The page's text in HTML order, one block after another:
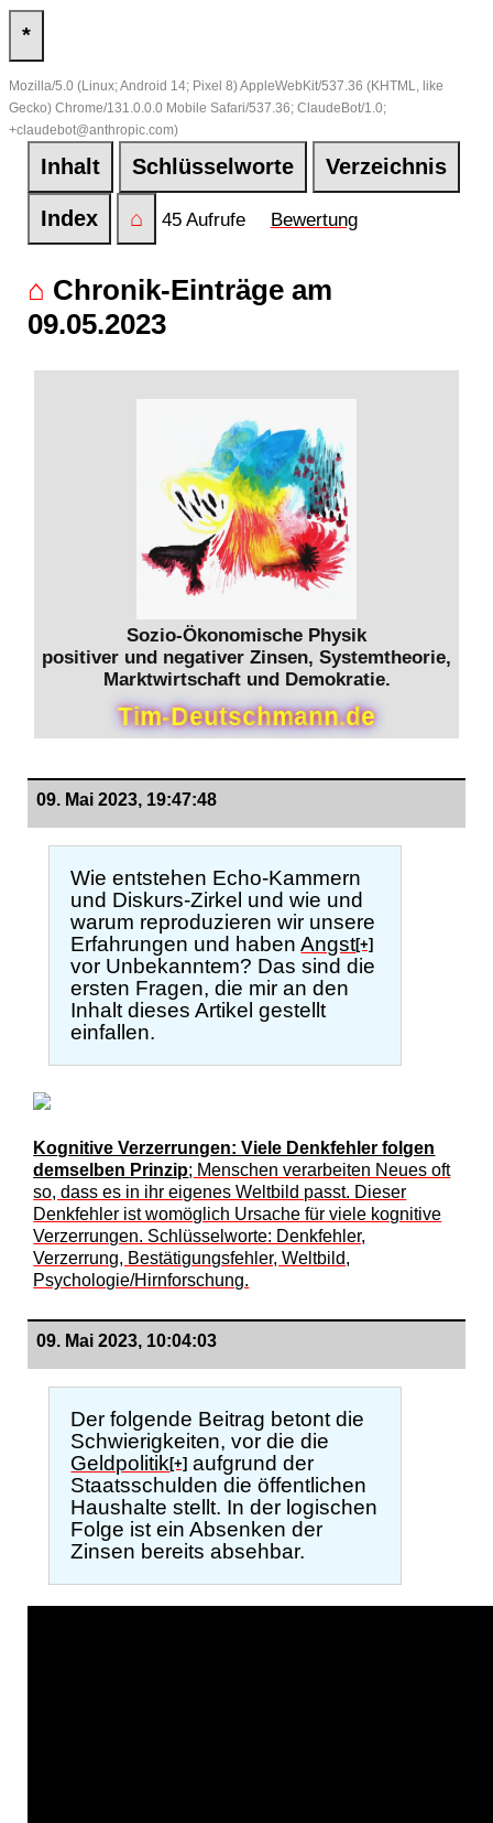
*
Mozilla/5.0 (Linux; Android 14; Pixel 8) AppleWebKit/537.36 (KHTML, like
Gecko) Chrome/131.0.0.0 Mobile Safari/537.36; ClaudeBot/1.0;
+claudebot@anthropic.com)
Inhalt Schlüsselworte Verzeichnis
Index ⌂ 45 Aufrufe Bewertung
⌂ Chronik-Einträge am
09.05.2023
Sozio-Ökonomische Physik
positiver und negativer Zinsen, Systemtheorie,
Marktwirtschaft und Demokratie.
Tim-Deutschmann.de
09. Mai 2023, 19:47:48
Wie entstehen Echo-Kammern
und Diskurs-Zirkel und wie und
warum reproduzieren wir unsere
Erfahrungen und habenAngst[+]
vor Unbekanntem? Das sind die
ersten Fragen, die mir an den
Inhalt dieses Artikel gestellt
einfallen.
Kognitive Verzerrungen: Viele Denkfehler folgen
demselben Prinzip; Menschen verarbeiten Neues oft
so, dass es in ihr eigenes Weltbild passt. Dieser
Denkfehler ist womöglich Ursache für viele kognitive
Verzerrungen. Schlüsselworte: Denkfehler,
Verzerrung, Bestätigungsfehler, Weltbild,
Psychologie/Hirnforschung.
09. Mai 2023, 10:04:03
Der folgende Beitrag betont die
Schwierigkeiten, vor die die
Geldpolitik[+] aufgrund der
Staatsschulden die öffentlichen
Haushalte stellt. In der logischen
Folge ist ein Absenken der
Zinsen bereits absehbar.